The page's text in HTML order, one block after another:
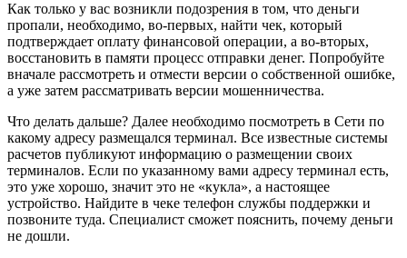
Как только у вас возникли подозрения в том, что деньги
пропали, необходимо, во-первых, найти чек, который
подтверждает оплату финансовой операции, а во-вторых,
восстановить в памяти процесс отправки денег. Попробуйте
вначале рассмотреть и отмести версии о собственной ошибке,
а уже затем рассматривать версии мошенничества.
Что делать дальше? Далее необходимо посмотреть в Сети по
какому адресу размещался терминал. Все известные системы
расчетов публикуют информацию о размещении своих
терминалов. Если по указанному вами адресу терминал есть,
это уже хорошо, значит это не «кукла», а настоящее
устройство. Найдите в чеке телефон службы поддержки и
позвоните туда. Специалист сможет пояснить, почему деньги
не дошли.